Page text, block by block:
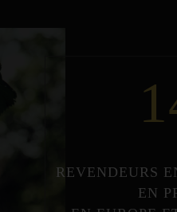
REVENDEURS
EN